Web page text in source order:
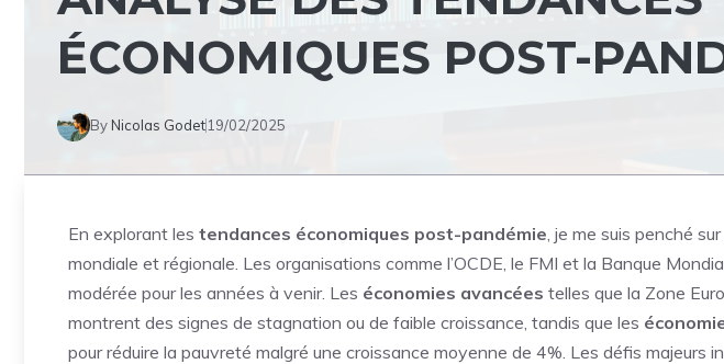
ÉCONOMIQUES POST-
By Nicolas Godet19/02/2025
En explorant les tendances économiques post-pandémie, je me suis penché
mondiale et régionale. Les organisations comme l’OCDE, le FMI et la Banque
modérée pour les années à venir. Les économies avancées telles que la Zone
montrent des signes de stagnation ou de faible croissance, tandis que les
pour réduire la pauvreté malgré une croissance moyenne de 4%. Les défis majeurs